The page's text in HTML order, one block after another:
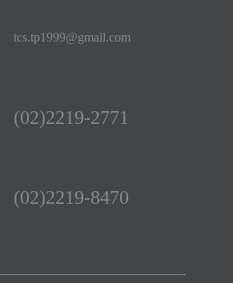
tcs.tp1999@gmail.com
(02)2219-2771
(02)2219-8470